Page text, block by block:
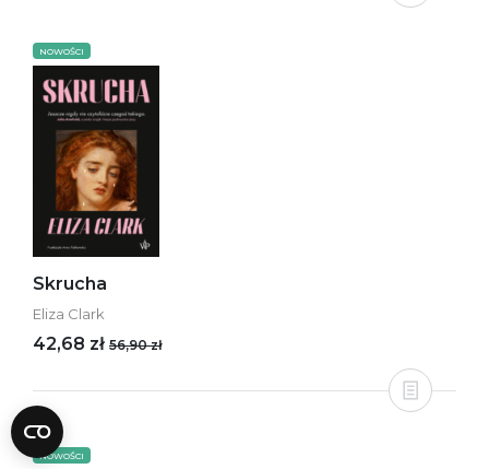
NOWOŚCI
Skrucha
Eliza Clark
42,68 zł 56,90 zł
NOWOŚCI